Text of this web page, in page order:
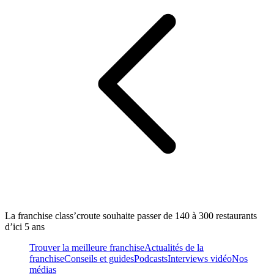
La franchise class’croute souhaite passer de 140 à 300 restaurants
d’ici 5 ans
Trouver la meilleure franchiseActualités de la
franchiseConseils et guidesPodcastsInterviews vidéoNos
médias